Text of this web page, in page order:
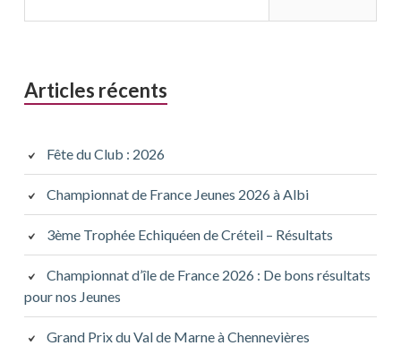
Articles récents
Fête du Club : 2026
Championnat de France Jeunes 2026 à Albi
3ème Trophée Echiquéen de Créteil – Résultats
Championnat d’île de France 2026 : De bons résultats
pour nos Jeunes
Grand Prix du Val de Marne à Chennevières